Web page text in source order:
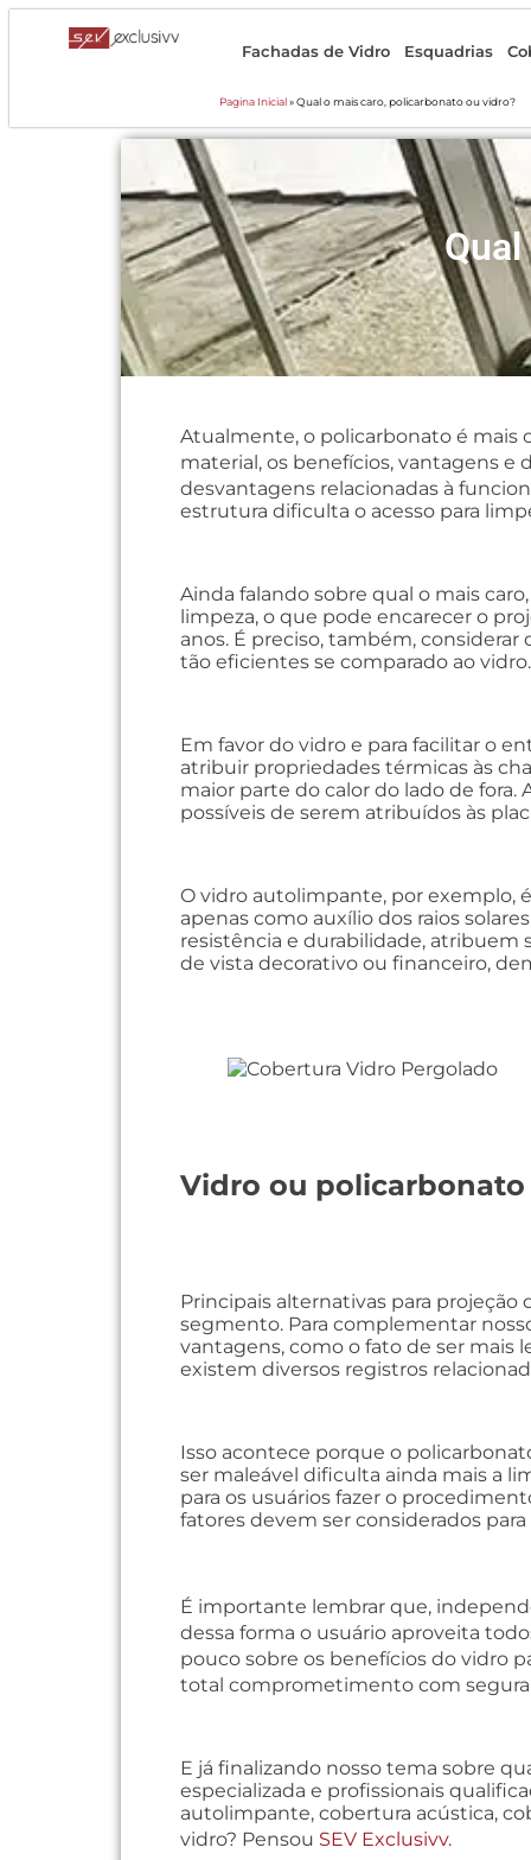
Fachadas de Vidro Esquadrias
Pagina Inicial»Qual o mais caro, policarbonato ou vidro?
Atualmente, o policarbonato é mais
material, os benefícios, vantagens e
desvantagens relacionadas à
estrutura dificulta o acesso para
Ainda falando sobre qual o mais
limpeza, o que pode encarecer o
anos. É preciso, também,
tão eficientes se comparado ao vidro.
Em favor do vidro e para facilitar o
atribuir propriedades térmicas às
maior parte do calor do lado de
possíveis de serem atribuídos às
O vidro autolimpante, por exemplo,
apenas como auxílio dos raios
resistência e durabilidade, atribuem
de vista decorativo ou financeiro,
Vidro ou policarbonato
Principais alternativas para
segmento. Para complementar
vantagens, como o fato de ser mais
existem diversos registros
Isso acontece porque o
ser maleável dificulta ainda mais a
para os usuários fazer o
fatores devem ser considerados
É importante lembrar que,
dessa forma o usuário aproveita
pouco sobre os benefícios do vidro
total comprometimento com
E já finalizando nosso tema sobre
especializada e profissionais
autolimpante, cobertura acústica,
vidro? Pensou SEV Exclusivv.